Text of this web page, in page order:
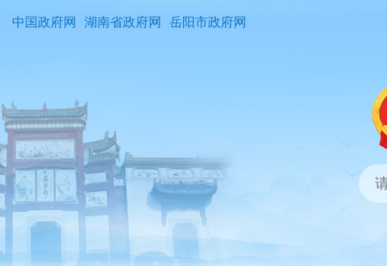
中国政府网 湖南省政府网 岳阳市政府网